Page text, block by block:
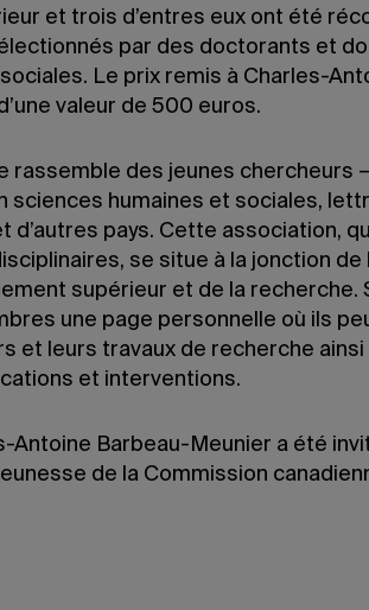
et trois d’entres eux ont été
par des doctorants et
Le prix remis à Charles-
valeur de 500 euros.
rassemble des jeunes chercheurs
sciences humaines et sociales,
d’autres pays. Cette association,
se situe à la jonction
supérieur et de la recherche.
une page personnelle où ils
et leurs travaux de recherche ainsi
et interventions.
Antoine Barbeau-Meunier a été
de la Commission